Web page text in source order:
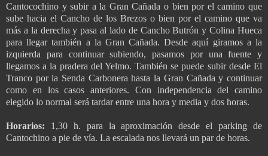
Cantocochino y subir a la Gran Cañada o bien por el camino que
sube hacia el Cancho de los Brezos o bien por el camino que va
más a la derecha y pasa al lado de Cancho Butrón y Colina Hueca
para llegar también a la Gran Cañada. Desde aquí giramos a la
izquierda para continuar subiendo, pasamos por una fuente y
llegamos a la pradera del Yelmo. También se puede subir desde El
Tranco por la Senda Carbonera hasta la Gran Cañada y continuar
como en los casos anteriores. Con independencia del camino
elegido lo normal será tardar entre una hora y media y dos horas.
Horarios: 1,30 h. para la aproximación desde el parking de
Cantochino a pie de vía. La escalada nos llevará un par de horas.